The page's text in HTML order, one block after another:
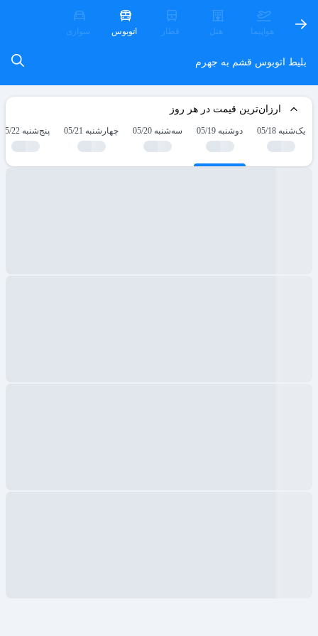
هواپیما هتل قطار اتوبوس سواری
بلیط اتوبوس قشم به جهرم
ارزان‌ترین قیمت در هر روز
یک‌شنبه 05/18 دوشنبه 05/19 سه‌شنبه 05/20 چهارشنبه 05/21 پنج‌شنبه 05/22